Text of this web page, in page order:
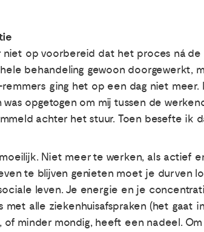
niet op voorbereid dat het proces ná
behandeling gewoon doorgewerkt,
remmers ging het op een dag niet
was opgetogen om mij tussen de
achter het stuur. Toen besefte ik
moeilijk. Niet meer te werken, als actief
te blijven genieten moet je durven
leven. Je energie en je
met alle ziekenhuisafspraken (het gaat
of minder mondig, heeft een nadeel.